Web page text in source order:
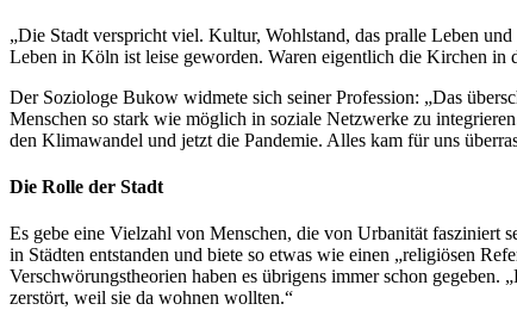
„Die Stadt verspricht viel. Kultur, Wohlstand, das pralle Leben
Leben in Köln ist leise geworden. Waren eigentlich die Kirchen in
Der Soziologe Bukow widmete sich seiner Profession: „Das
Menschen so stark wie möglich in soziale Netzwerke zu
den Klimawandel und jetzt die Pandemie. Alles kam für uns
Die Rolle der Stadt
Es gebe eine Vielzahl von Menschen, die von Urbanität fasziniert
in Städten entstanden und biete so etwas wie einen „religiösen
Verschwörungstheorien haben es übrigens immer schon
zerstört, weil sie da wohnen wollten.“